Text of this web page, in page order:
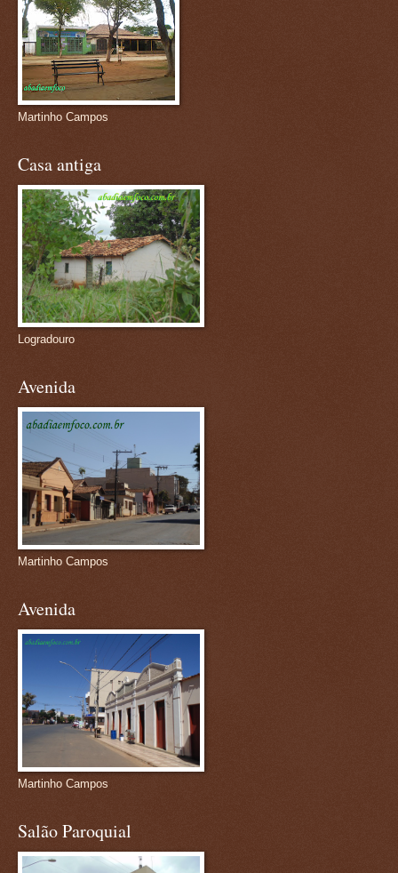
Martinho Campos
Casa antiga
Logradouro
Avenida
Martinho Campos
Avenida
Martinho Campos
Salão Paroquial